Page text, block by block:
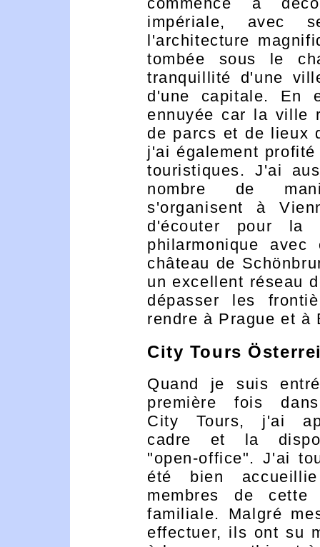
impériale, avec
l'architecture
tombée sous le
tranquillité d'une
d'une capitale. En
ennuyée car la ville
de parcs et de lieux
j'ai également
touristiques. J'ai
nombre de
s'organisent à
d'écouter pour la
philarmonique
château de
un excellent réseau
dépasser les
rendre à Prague et à
City Tours
Quand je suis
première fois
City Tours, j'ai
cadre et la
"open-office". J'ai
été bien
membres de cette
familiale. Malgré
effectuer, ils ont su